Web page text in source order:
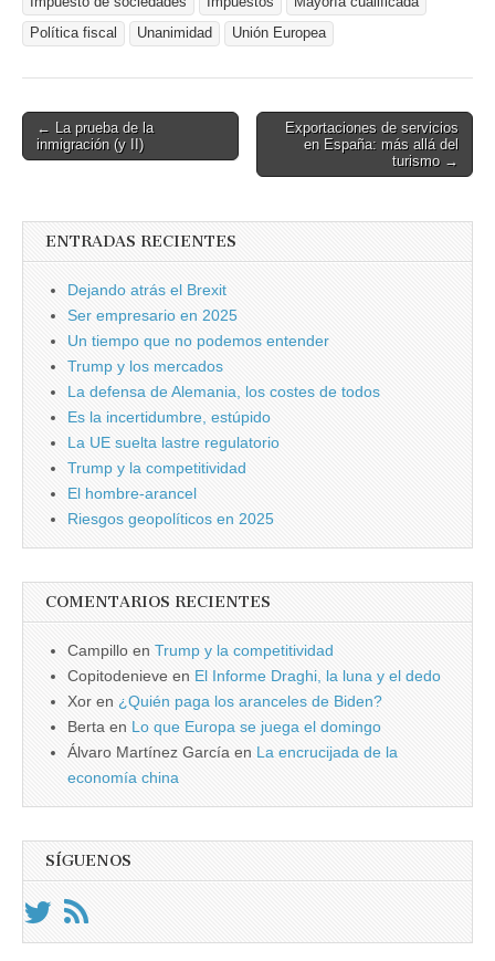
Política fiscal
Unanimidad Unión Europea
Post
navigation
← La prueba de la
inmigración (y II)
Exportaciones de servicios
en España: más allá del
turismo →
ENTRADAS RECIENTES
Dejando atrás el Brexit
Ser empresario en 2025
Un tiempo que no podemos entender
Trump y los mercados
La defensa de Alemania, los costes de todos
Es la incertidumbre, estúpido
La UE suelta lastre regulatorio
Trump y la competitividad
El hombre-arancel
Riesgos geopolíticos en 2025
COMENTARIOS RECIENTES
Campillo en Trump y la competitividad
Copitodenieve en El Informe Draghi, la luna y el dedo
Xor en ¿Quién paga los aranceles de Biden?
Berta en Lo que Europa se juega el domingo
Álvaro Martínez García en La encrucijada de la
economía china
SÍGUENOS